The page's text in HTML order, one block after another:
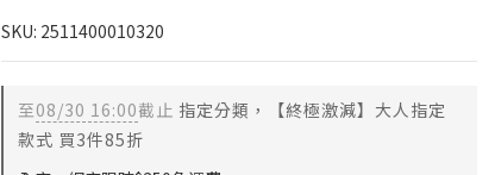
SKU: 2511400010320
至08/30 16:00截止 指定分類，【終極激減】大人指定
款式 買3件85折